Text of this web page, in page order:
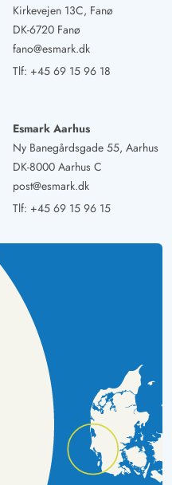
Kirkevejen 13C, Fanø
DK-6720 Fanø
fano@esmark.dk
Tlf: +45 69 15 96 18
Esmark Aarhus
Ny Banegårdsgade 55, Aarhus
DK-8000 Aarhus C
post@esmark.dk
Tlf: +45 69 15 96 15